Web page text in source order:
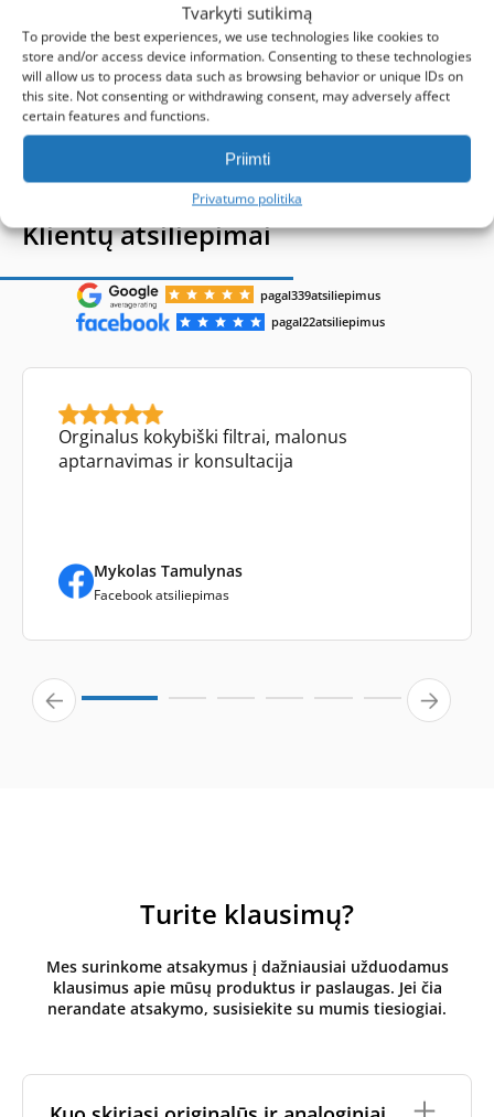
Tvarkyti sutikimą
To provide the best experiences, we use technologies like cookies to
store and/or access device information. Consenting to these technologies
will allow us to process data such as browsing behavior or unique IDs on
this site. Not consenting or withdrawing consent, may adversely affect
certain features and functions.
Priimti
Privatumo politika
Lojalumo taškai-Gauk369taškus
1-4 iš 4
Klientų atsiliepimai
pagal339atsiliepimus
pagal22atsiliepimus
Orginalus kokybiški filtrai, malonus
aptarnavimas ir konsultacija
Mykolas Tamulynas
Facebook atsiliepimas
Turite klausimų?
Mes surinkome atsakymus į dažniausiai užduodamus
klausimus apie mūsų produktus ir paslaugas. Jei čia
nerandate atsakymo, susisiekite su mumis tiesiogiai.